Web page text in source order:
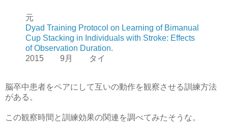
元
Dyad Training Protocol on Learning of Bimanual
Cup Stacking in Individuals with Stroke: Effects
of Observation Duration.
2015 9月 タイ
脳卒中患者をペアにして互いの動作を観察させる訓練方法
がある。
この観察時間と訓練効果の関連を調べてみたそうな。